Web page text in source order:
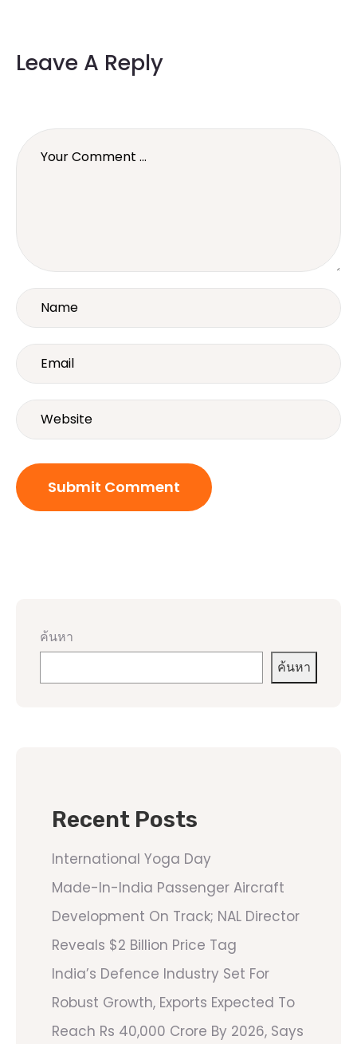
Leave A Reply
ค้นหา
ค้นหา
Recent Posts
International Yoga Day
Made-In-India Passenger Aircraft
Development On Track; NAL Director
Reveals $2 Billion Price Tag
India’s Defence Industry Set For
Robust Growth, Exports Expected To
Reach Rs 40,000 Crore By 2026, Says